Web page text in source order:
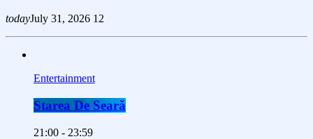
todayJuly 31, 2026 12
Entertainment
Starea De Seară
21:00 - 23:59